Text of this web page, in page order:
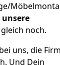
noch.
uns, die
Und Dein